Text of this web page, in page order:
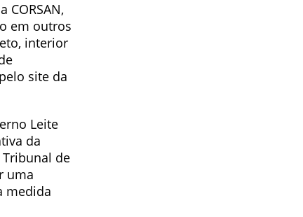
CORSAN,
em outros
interior
site da
Leite
da
Tribunal de
uma
medida